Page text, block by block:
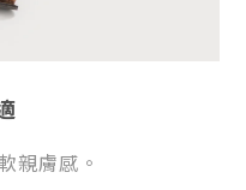
親膚感。